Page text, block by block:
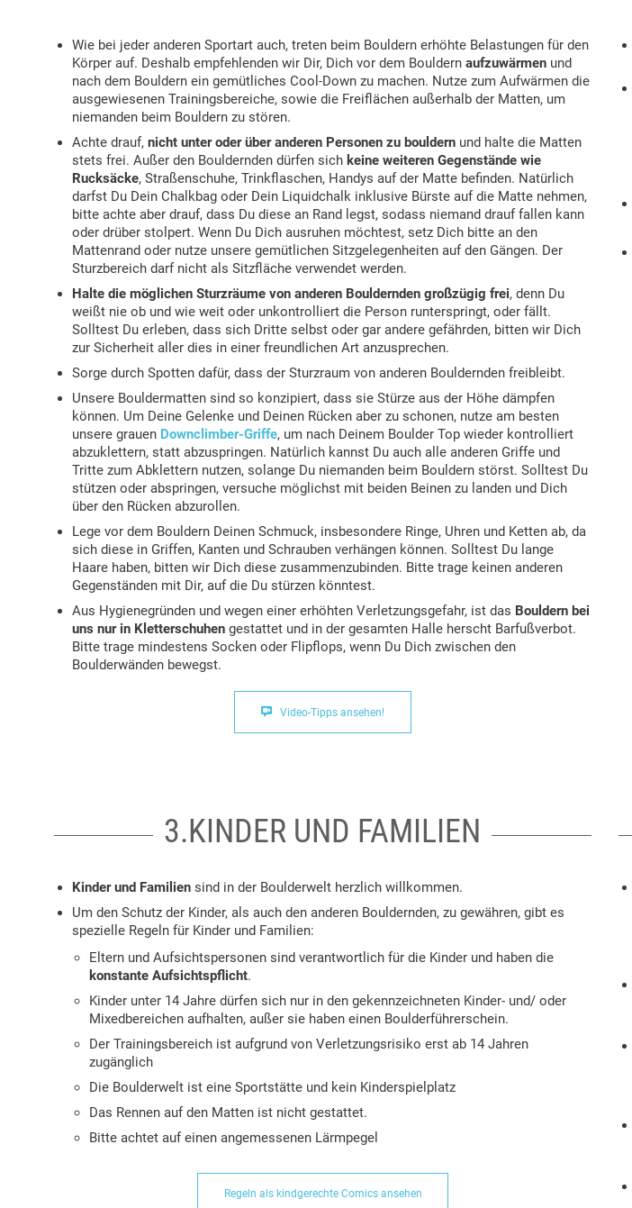
Wie bei jeder anderen Sportart auch, treten beim Bouldern erhöhte Belastungen für den
Körper auf. Deshalb empfehlenden wir Dir, Dich vor dem Bouldern aufzuwärmenund
nach dem Bouldern ein gemütliches Cool-Down zu machen. Nutze zum Aufwärmen die
ausgewiesenen Trainingsbereiche, sowie die Freiflächen außerhalb der Matten, um
niemanden beim Bouldern zu stören.
Achte drauf, nicht unter oder über anderen Personen zu bouldernund halte die Matten
stets frei. Außer den Bouldernden dürfen sich keine weiteren Gegenstände wie
Rucksäcke, Straßenschuhe, Trinkflaschen, Handys auf der Matte befinden. Natürlich
darfst Du Dein Chalkbag oder Dein Liquidchalk inklusive Bürste auf die Matte nehmen,
bitte achte aber drauf, dass Du diese an Rand legst, sodass niemand drauf fallen kann
oder drüber stolpert. Wenn Du Dich ausruhen möchtest, setz Dich bitte an den
Mattenrand oder nutze unsere gemütlichen Sitzgelegenheiten auf den Gängen. Der
Sturzbereich darf nicht als Sitzfläche verwendet werden.
Halte die möglichen Sturzräume von anderen Bouldernden großzügig frei, denn Du
weißt nie ob und wie weit oder unkontrolliert die Person runterspringt, oder fällt.
Solltest Du erleben, dass sich Dritte selbst oder gar andere gefährden, bitten wir Dich
zur Sicherheit aller dies in einer freundlichen Art anzusprechen.
Sorge durch Spotten dafür, dass der Sturzraum von anderen Bouldernden freibleibt.
Unsere Bouldermatten sind so konzipiert, dass sie Stürze aus der Höhe dämpfen
können. Um Deine Gelenke und Deinen Rücken aber zu schonen, nutze am besten
unsere grauen Downclimber-Griffe, um nach Deinem Boulder Top wieder kontrolliert
abzuklettern, statt abzuspringen. Natürlich kannst Du auch alle anderen Griffe und
Tritte zum Abklettern nutzen, solange Du niemanden beim Bouldern störst. Solltest Du
stützen oder abspringen, versuche möglichst mit beiden Beinen zu landen und Dich
über den Rücken abzurollen.
Lege vor dem Bouldern Deinen Schmuck, insbesondere Ringe, Uhren und Ketten ab, da
sich diese in Griffen, Kanten und Schrauben verhängen können. Solltest Du lange
Haare haben, bitten wir Dich diese zusammenzubinden. Bitte trage keinen anderen
Gegenständen mit Dir, auf die Du stürzen könntest.
Aus Hygienegründen und wegen einer erhöhten Verletzungsgefahr, ist das Bouldern bei
uns nur in Kletterschuhengestattet und in der gesamten Halle herscht Barfußverbot.
Bitte trage mindestens Socken oder Flipflops, wenn Du Dich zwischen den
Boulderwänden bewegst.
 Video-Tipps ansehen!
3.KINDER UND FAMILIEN
Kinder und Familiensind in der Boulderwelt herzlich willkommen.
Um den Schutz der Kinder, als auch den anderen Bouldernden, zu gewähren, gibt es
spezielle Regeln für Kinder und Familien:
Eltern und Aufsichtspersonen sind verantwortlich für die Kinder und haben die
konstante Aufsichtspflicht.
Kinder unter 14 Jahre dürfen sich nur in den gekennzeichneten Kinder- und/ oder
Mixedbereichen aufhalten, außer sie haben einen Boulderführerschein.
Der Trainingsbereich ist aufgrund von Verletzungsrisiko erst ab 14 Jahren
zugänglich
Die Boulderwelt ist eine Sportstätte und kein Kinderspielplatz
Das Rennen auf den Matten ist nicht gestattet.
Bitte achtet auf einen angemessenen Lärmpegel
Regeln als kindgerechte Comics ansehen